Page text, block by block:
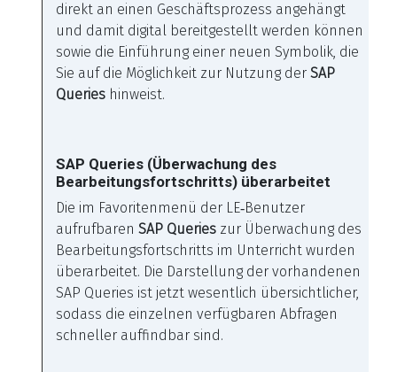
direkt an einen Geschäftsprozess angehängt
und damit digital bereitgestellt werden können
sowie die Einführung einer neuen Symbolik, die
Sie auf die Möglichkeit zur Nutzung der SAP
Queries hinweist.
SAP Queries (Überwachung des
Bearbeitungsfortschritts) überarbeitet
Die im Favoritenmenü der LE‑Benutzer
aufrufbaren SAP Queries zur Überwachung des
Bearbeitungsfortschritts im Unterricht wurden
überarbeitet. Die Darstellung der vorhandenen
SAP Queries ist jetzt wesentlich übersichtlicher,
sodass die einzelnen verfügbaren Abfragen
schneller auffindbar sind.